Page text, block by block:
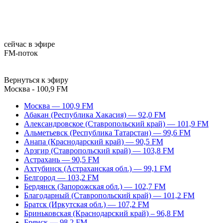
сейчас в эфире
FM-поток
Вернуться к эфиру
Москва - 100,9 FM
Москва — 100,9 FM
Абакан (Республика Хакасия) — 92,0 FM
Александровское (Ставропольский край) — 101,9 FM
Альметьевск (Республика Татарстан) — 99,6 FM
Анапа (Краснодарский край) — 90,5 FM
Арзгир (Ставропольский край) — 103,8 FM
Астрахань — 90,5 FM
Ахтубинск (Астраханская обл.) — 99,1 FM
Белгород — 103,2 FM
Бердянск (Запорожская обл.) — 102,7 FM
Благодарный (Ставропольский край) — 101,2 FM
Братск (Иркутская обл.) — 107,2 FM
Бриньковская (Краснодарский край) – 96,8 FM